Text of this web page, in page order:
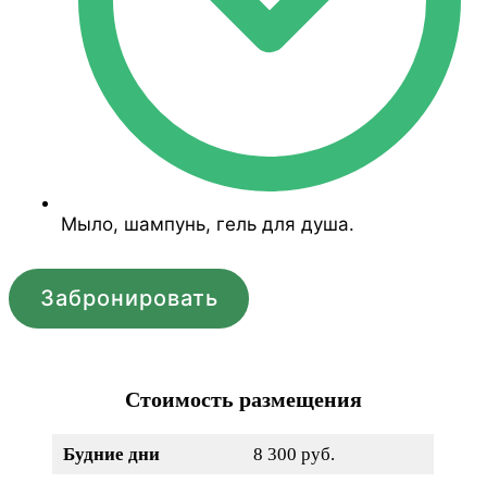
Мыло, шампунь, гель для душа.
Забронировать
Стоимость размещения
Будние дни
8 300 руб.